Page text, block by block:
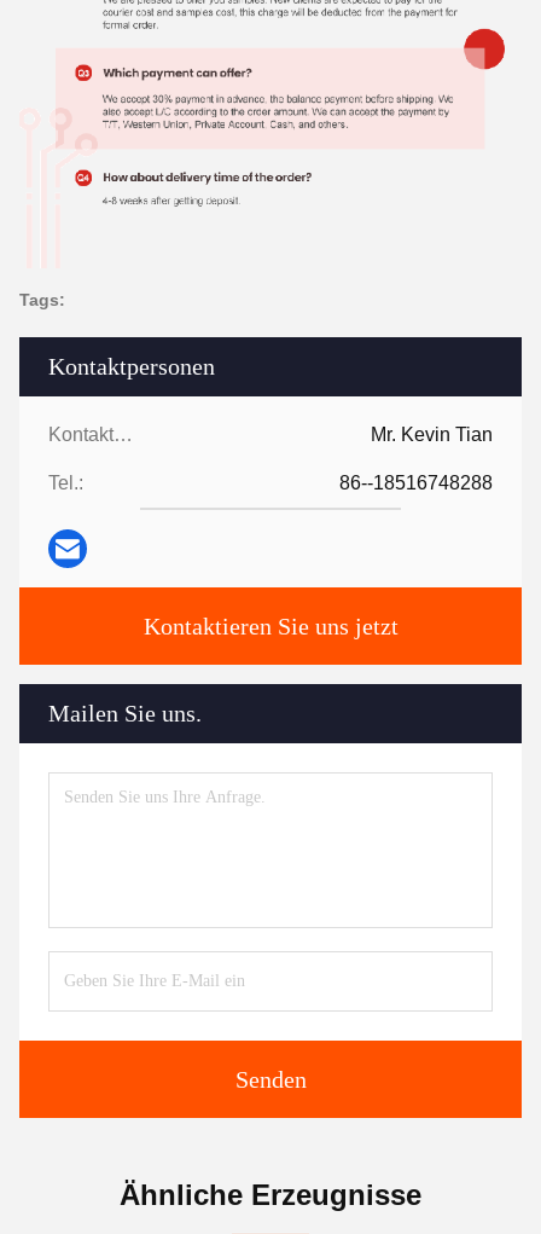
Kontaktpersonen
Kontaktpersonen: Mr. Kevin Tian
Tel.: 86--18516748288
Kontaktieren Sie uns jetzt
Mailen Sie uns.
Senden
Tags:
Ähnliche Erzeugnisse